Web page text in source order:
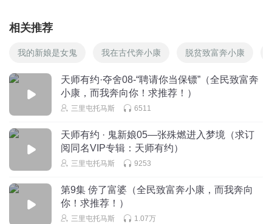
相关推荐
我的新娘是女鬼 我在古代奔小康 脱贫致富奔小康
天师有约·夺舍08-“聘请你当保镖”（全民致富奔
小康，而我奔向你！求推荐！）
三里屯托马斯 6511
天师有约 · 鬼新娘05—张殊燃进入梦境（求订
阅同名VIP专辑：天师有约）
三里屯托马斯 9253
第9集 傍了富婆（全民致富奔小康，而我奔向
你！求推荐！）
三里屯托马斯 1.07万